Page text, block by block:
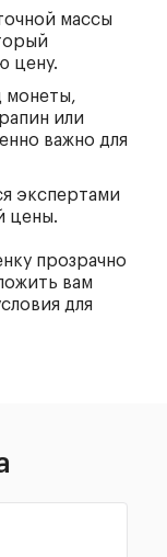
массы
цену.
монеты,
или
важно для
экспертами
цены.
прозрачно
вам
для